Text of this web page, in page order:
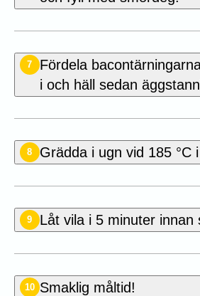
7
Fördela
i och häll sedan
8 Grädda i ugn vid 185 °C
9 Låt vila i 5 minuter innan
10 Smaklig måltid!